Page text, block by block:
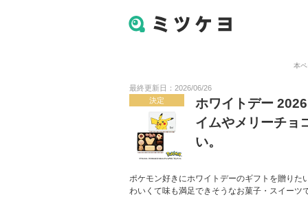
本
最終更新日：2026/06/26
決定
ホワイトデー
イムやメリーチョ
い。
ポケモン好きにホワイトデーのギフトを贈り
わいくて味も満足できそうなお菓子・スイー